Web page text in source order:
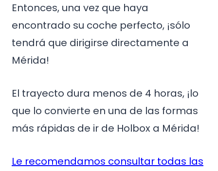
Entonces, una vez que haya
encontrado su coche perfecto, ¡sólo
tendrá que dirigirse directamente a
Mérida!
El trayecto dura menos de 4 horas, ¡lo
que lo convierte en una de las formas
más rápidas de ir de Holbox a Mérida!
Le recomendamos consultar todas las